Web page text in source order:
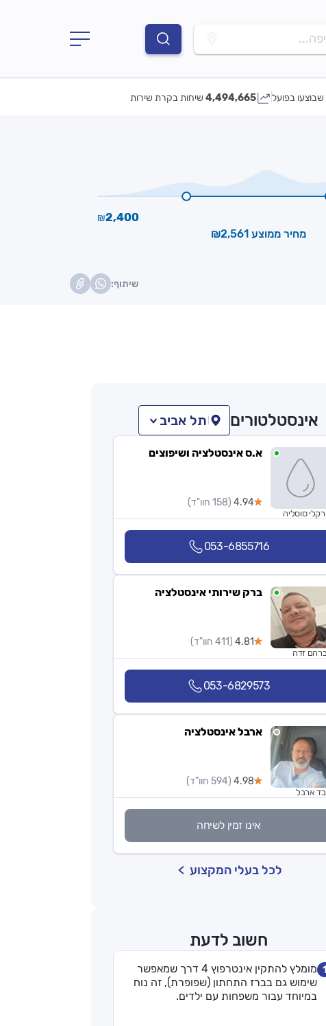
שבוצעו בפועל 4,494,665 שיחות בקרת שירות
₪2,400
מחיר ממוצע ₪2,561
שיתוף:
אינסטלטורים תל אביב
א.ס אינסטלציה ושיפוצים
4.94 (158 חוו"ד)
סוסליה
053-6855716
ברק שירותי אינסטלציה
4.81 (411 חוו"ד)
זדה
053-6829573
ארבל אינסטלציה
4.98 (594 חוו"ד)
ארבל
אינו זמין לשיחה
לכל בעלי המקצוע
חשוב לדעת
1
מומלץ להתקין אינטרפוץ 4 דרך שמאפשר
שימוש גם בברז התחתון (שפופרת), זה נוח
במיוחד עבור משפחות עם ילדים.